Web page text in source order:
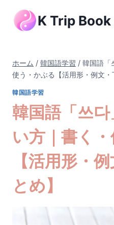
K Trip Book
ホーム / 韓国語学習 / 韓国語「
使う・かぶる【活用形・例文・
韓国語学習
韓国語「쓰
い方｜書く
【活用形・
とめ】